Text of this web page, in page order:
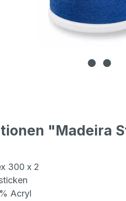
"Madeira
300 x 2
Acryl